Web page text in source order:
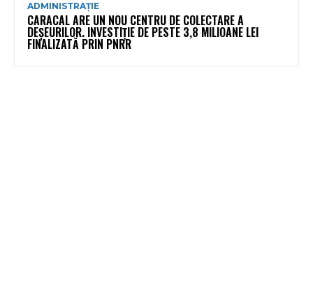
ADMINISTRAȚIE
CARACAL ARE UN NOU CENTRU DE COLECTARE A
DEȘEURILOR. INVESTIȚIE DE PESTE 3,8 MILIOANE LEI
FINALIZATĂ PRIN PNRR